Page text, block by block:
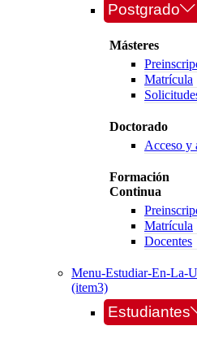
Postgrado
Másteres
Matrícula
Doctorado
Acceso y
Formación
Continua
Matrícula
Docentes
Menu-Estudiar-En-La-
(item3)
Estudiantes